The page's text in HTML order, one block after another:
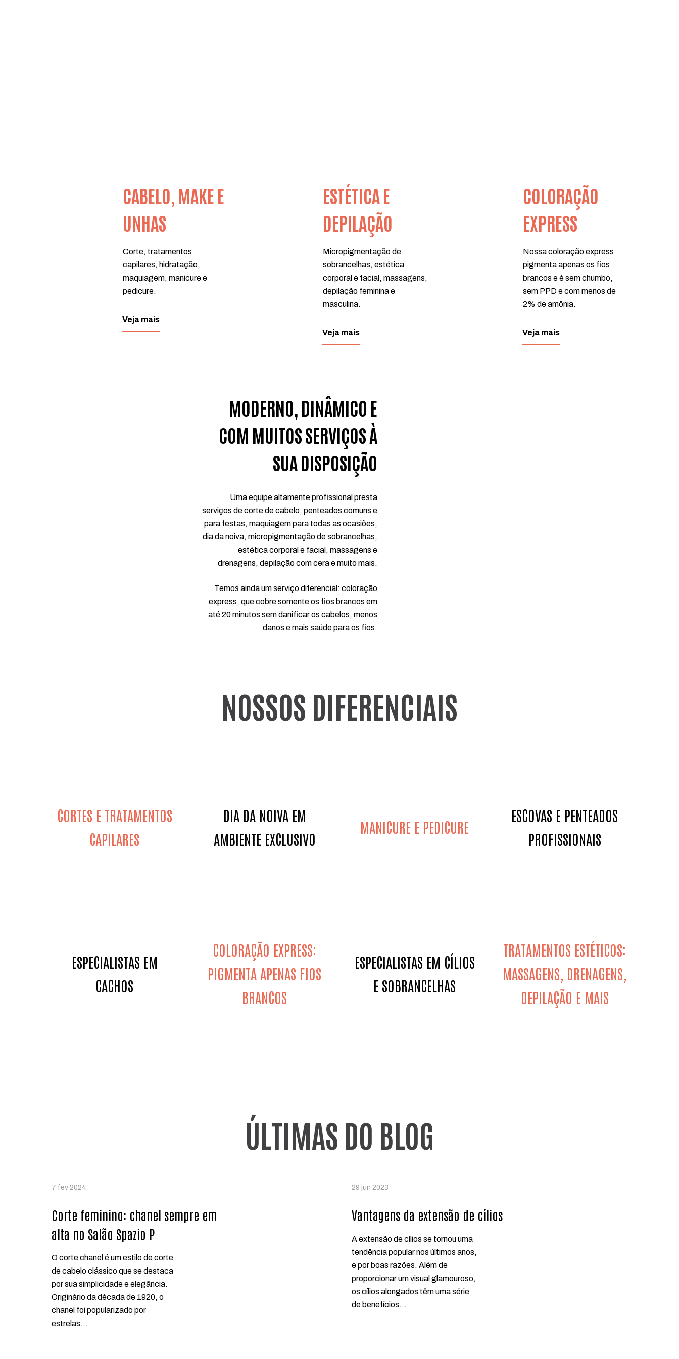
CABELO, MAKE E
UNHAS
Corte, tratamentos
capilares, hidratação,
maquiagem, manicure e
pedicure.
Veja mais
ESTÉTICA E
DEPILAÇÃO
Micropigmentação de
sobrancelhas, estética
corporal e facial, massagens,
depilação feminina e
masculina.
Veja mais
COLORAÇÃO
EXPRESS
Nossa coloração express
pigmenta apenas os fios
brancos e é sem chumbo,
sem PPD e com menos de
2% de amônia.
Veja mais
MODERNO, DINÂMICO E
COM MUITOS SERVIÇOS À
SUA DISPOSIÇÃO
Uma equipe altamente profissional presta
serviços de corte de cabelo, penteados comuns e
para festas, maquiagem para todas as ocasiões,
dia da noiva, micropigmentação de sobrancelhas,
estética corporal e facial, massagens e
drenagens, depilação com cera e muito mais.
Temos ainda um serviço diferencial: coloração
express, que cobre somente os fios brancos em
até 20 minutos sem danificar os cabelos, menos
danos e mais saúde para os fios.
NOSSOS DIFERENCIAIS
CORTES E TRATAMENTOS
CAPILARES
DIA DA NOIVA EM
AMBIENTE EXCLUSIVO
MANICURE E PEDICURE
ESCOVAS E PENTEADOS
PROFISSIONAIS
ESPECIALISTAS EM
CACHOS
COLORAÇÃO EXPRESS:
PIGMENTA APENAS FIOS
BRANCOS
ESPECIALISTAS EM CÍLIOS
E SOBRANCELHAS
TRATAMENTOS ESTÉTICOS:
MASSAGENS, DRENAGENS,
DEPILAÇÃO E MAIS
ÚLTIMAS DO BLOG
7 fev 2024
Corte feminino: chanel sempre em
alta no Salão Spazio P
O corte chanel é um estilo de corte
de cabelo clássico que se destaca
por sua simplicidade e elegância.
Originário da década de 1920, o
chanel foi popularizado por
estrelas…
29 jun 2023
Vantagens da extensão de cílios
A extensão de cílios se tornou uma
tendência popular nos últimos anos,
e por boas razões. Além de
proporcionar um visual glamouroso,
os cílios alongados têm uma série
de benefícios…